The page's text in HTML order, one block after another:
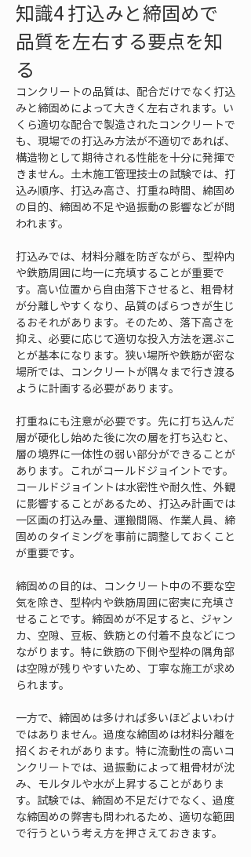
知識4 打込みと締固めで
品質を左右する要点を知
る
コンクリートの品質は、配合だけでなく打込
みと締固めによって大きく左右されます。い
くら適切な配合で製造されたコンクリートで
も、現場での打込み方法が不適切であれば、
構造物として期待される性能を十分に発揮で
きません。土木施工管理技士の試験では、打
込み順序、打込み高さ、打重ね時間、締固め
の目的、締固め不足や過振動の影響などが問
われます。
打込みでは、材料分離を防ぎながら、型枠内
や鉄筋周囲に均一に充填することが重要で
す。高い位置から自由落下させると、粗骨材
が分離しやすくなり、品質のばらつきが生じ
るおそれがあります。そのため、落下高さを
抑え、必要に応じて適切な投入方法を選ぶこ
とが基本になります。狭い場所や鉄筋が密な
場所では、コンクリートが隅々まで行き渡る
ように計画する必要があります。
打重ねにも注意が必要です。先に打ち込んだ
層が硬化し始めた後に次の層を打ち込むと、
層の境界に一体性の弱い部分ができることが
あります。これがコールドジョイントです。
コールドジョイントは水密性や耐久性、外観
に影響することがあるため、打込み計画では
一区画の打込み量、運搬間隔、作業人員、締
固めのタイミングを事前に調整しておくこと
が重要です。
締固めの目的は、コンクリート中の不要な空
気を除き、型枠内や鉄筋周囲に密実に充填さ
せることです。締固めが不足すると、ジャン
カ、空隙、豆板、鉄筋との付着不良などにつ
ながります。特に鉄筋の下側や型枠の隅角部
は空隙が残りやすいため、丁寧な施工が求め
られます。
一方で、締固めは多ければ多いほどよいわけ
ではありません。過度な締固めは材料分離を
招くおそれがあります。特に流動性の高いコ
ンクリートでは、過振動によって粗骨材が沈
み、モルタルや水が上昇することがありま
す。試験では、締固め不足だけでなく、過度
な締固めの弊害も問われるため、適切な範囲
で行うという考え方を押さえておきます。